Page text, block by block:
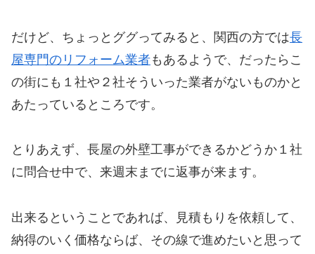
だけど、ちょっとググってみると、関西の方では長
屋専門のリフォーム業者もあるようで、だったらこ
の街にも１社や２社そういった業者がないものかと
あたっているところです。
とりあえず、長屋の外壁工事ができるかどうか１社
に問合せ中で、来週末までに返事が来ます。
出来るということであれば、見積もりを依頼して、
納得のいく価格ならば、その線で進めたいと思って